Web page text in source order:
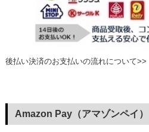
後払い決済のお支払いの流れについて>>
Amazon Pay（アマゾンペイ）